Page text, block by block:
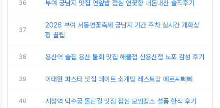
36 부여 궁남지 맛집 연잎밥 점심 연꽃향 내돈내산 솔직후기
37
2026 부여 서동연꽃축제 궁남지 기간 주차 실시간 개화상
황 꿀팁
38 용산역 술집 용산 물회 맛집 해물점 신용산점 노포 감성 후기
39 이태원 파스타 맛집 데이트 소개팅 레스토랑 메르씨삐삐
40 시청역 덕수궁 돌담길 맛집 점심 모임장소 설품 한식 후기